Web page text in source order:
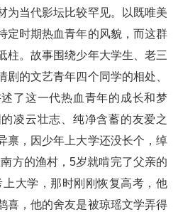
为当代影坛比较罕见。以既唯美
定时期热血青年的风貌，而这群
柱。故事围绕少年大学生、老三
剧的文艺青年四个同学的相处、
了这一代热血青年的成长和梦
凌云壮志、纯净含蓄的友爱之
，因少年上大学还没长个，绰
南方的渔村，5岁就啃完了父亲的
上大学，那时刚刚恢复高考，他
喜，他的舍友是被琼瑶文学弄得